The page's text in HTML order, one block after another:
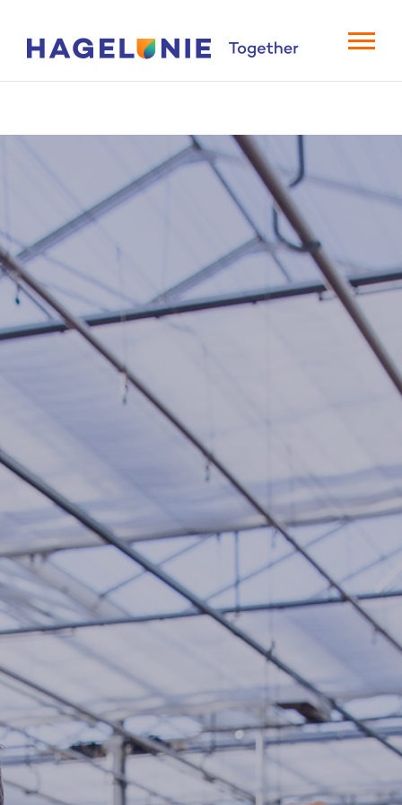
Introducing Hagelunie: The Story Behind Our Mission